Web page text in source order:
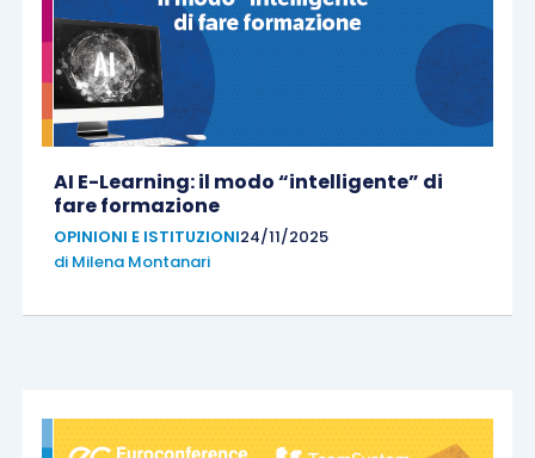
AI E-Learning: il modo “intelligente” di
fare formazione
OPINIONI E ISTITUZIONI24/11/2025
di Milena Montanari